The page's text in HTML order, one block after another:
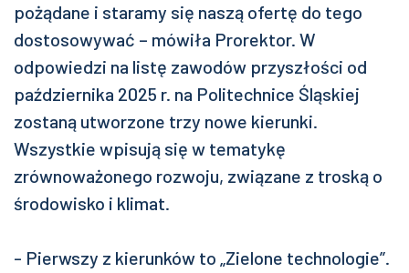
pożądane i staramy się naszą ofertę do tego
dostosowywać – mówiła Prorektor. W
odpowiedzi na listę zawodów przyszłości od
października 2025 r. na Politechnice Śląskiej
zostaną utworzone trzy nowe kierunki.
Wszystkie wpisują się w tematykę
zrównoważonego rozwoju, związane z troską o
środowisko i klimat.
- Pierwszy z kierunków to „Zielone technologie”.